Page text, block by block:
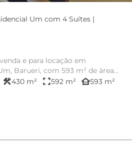
Um com 4 Suítes |
e para locação em
Barueri, com 593 m² de área
construction430 m² fullscreen592 m² other_houses593 m²